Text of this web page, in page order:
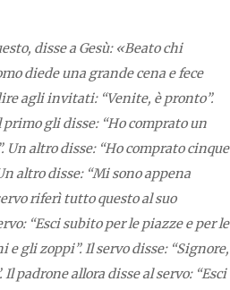
disse a Gesù: «Beato chi
diede una grande cena e fece
agli invitati: “Venite, è pronto”.
gli disse: “Ho comprato un
Un altro disse: “Ho comprato cinque
altro disse: “Mi sono appena
riferì tutto questo al suo
“Esci subito per le piazze e per le
gli zoppi”. Il servo disse: “Signore,
padrone allora disse al servo: “Esci